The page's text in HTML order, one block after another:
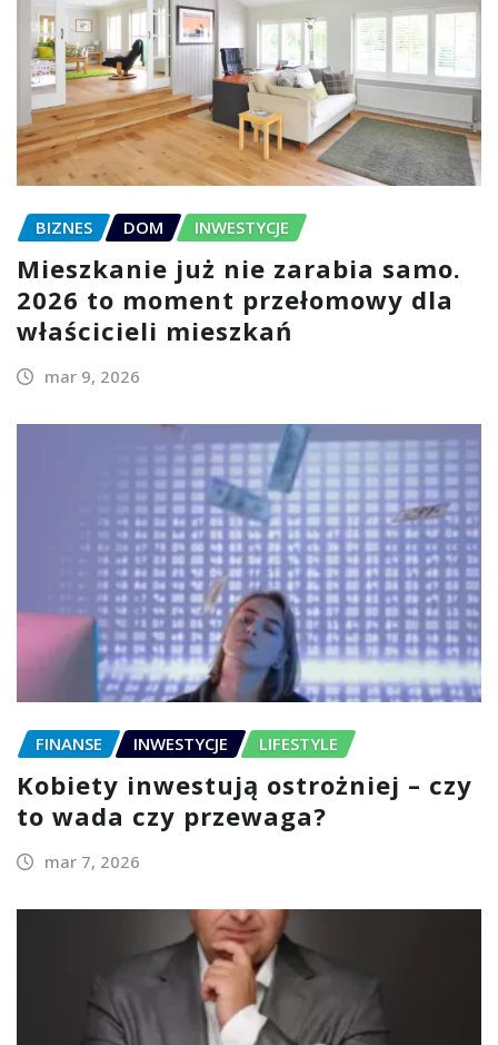
BIZNES DOM INWESTYCJE
Mieszkanie już nie zarabia samo.
2026 to moment przełomowy dla
właścicieli mieszkań
mar 9, 2026
FINANSE INWESTYCJE LIFESTYLE
Kobiety inwestują ostrożniej – czy
to wada czy przewaga?
mar 7, 2026